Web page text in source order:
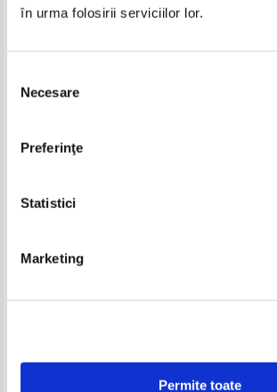
în urma folosirii serviciilor lor.
consimțământului
Necesare
Preferinţe
Statistici
Marketing
Permite toate
Pret: